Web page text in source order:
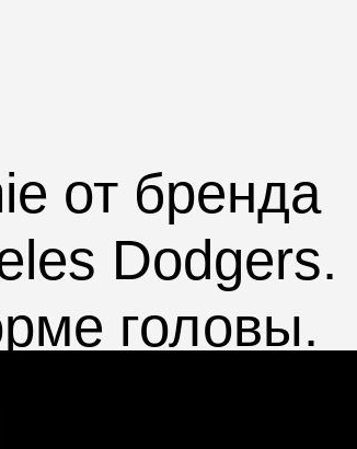
от бренда
Dodgers.
головы.
времена